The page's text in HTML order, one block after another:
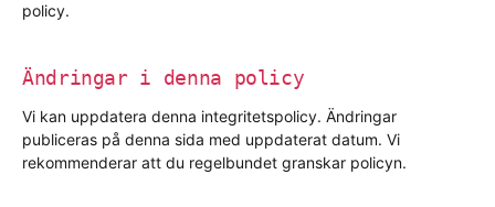
policy.
Ändringar i denna policy
Vi kan uppdatera denna integritetspolicy. Ändringar
publiceras på denna sida med uppdaterat datum. Vi
rekommenderar att du regelbundet granskar policyn.